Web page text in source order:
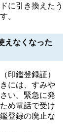
に引き換えたう
。
えなくなった
印鑑登録証）
には、すみや
い。緊急に発
め電話で受け
登録の廃止な